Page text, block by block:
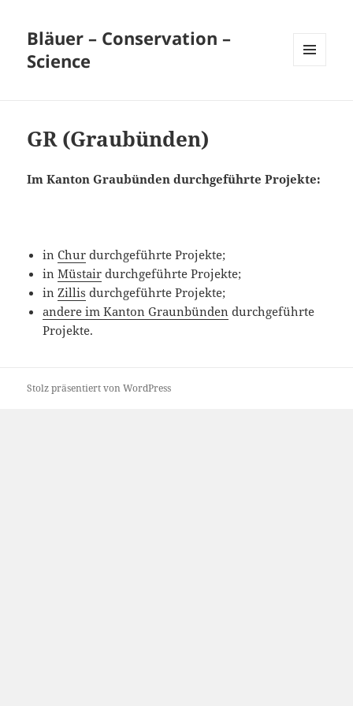
Bläuer – Conservation –
Science
GR (Graubünden)
Im Kanton Graubünden durchgeführte Projekte:
inChur durchgeführte Projekte;
inMüstair durchgeführte Projekte;
inZillis durchgeführte Projekte;
andere im Kanton Graunbünden durchgeführte
Projekte.
Stolz präsentiert von WordPress